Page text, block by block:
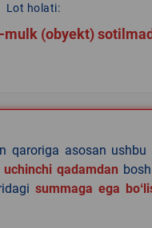
Lot holati:
mulk (obyekt)
qaroriga asosan
uchinchi qadamdan
summaga ega